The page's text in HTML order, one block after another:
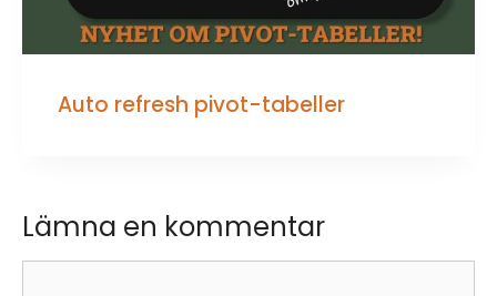
Auto refresh pivot-tabeller
Lämna en kommentar